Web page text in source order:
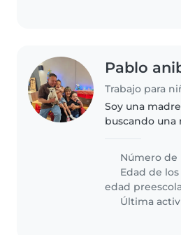
Pablo
Soy una
buscando una
hijos
3 y 5 años, y
enérgicos,
Me es
Número de
Edad de
edad
Última